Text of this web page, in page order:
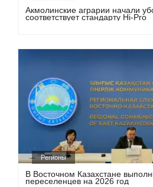
Акмолинские аграрии начали
соответствует стандарту Hi-Pro
Регионы
В Восточном Казахстане
переселенцев на 2026 год